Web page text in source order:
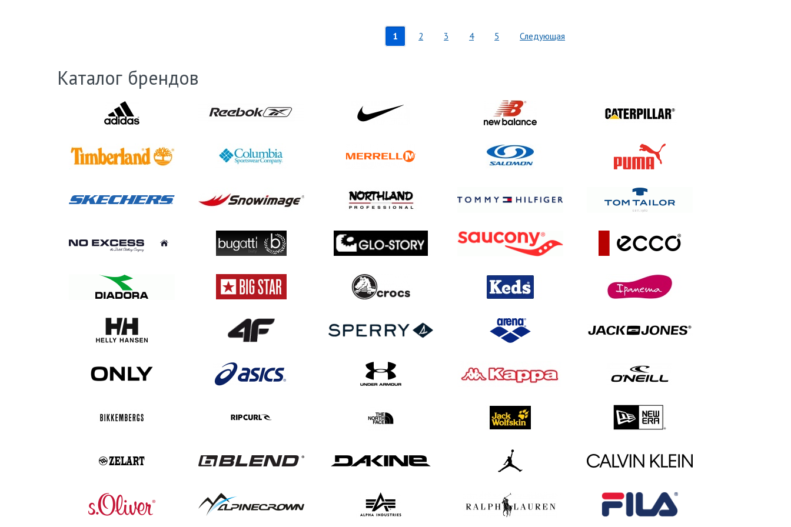
1 2 3 4 5 Следующая
Каталог брендов